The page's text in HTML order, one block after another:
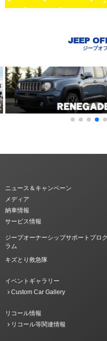
JEEP
ジープオ
ニュース＆キャンペーン
メディア
納車情報
サービス情報
ジープオーナーシップサポートプロ
ラム
キズとり救急隊
イベントギャラリー
Custom Car Gallery
リコール情報
リコール等関連情報